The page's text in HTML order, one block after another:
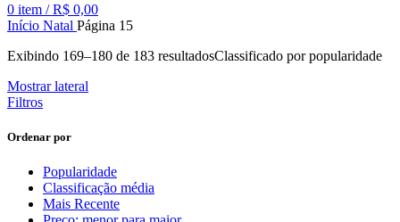
0 item / R$ 0,00
Início Natal Página 15
Exibindo 169–180 de 183 resultadosClassificado por popularidade
Mostrar lateral
Filtros
Ordenar por
Popularidade
Classificação média
Mais Recente